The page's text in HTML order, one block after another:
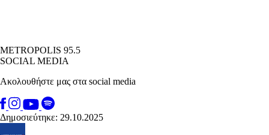
METROPOLIS 95.5
SOCIAL MEDIA
Ακολουθήστε μας στα social media
Δημοσιεύτηκε: 29.10.2025